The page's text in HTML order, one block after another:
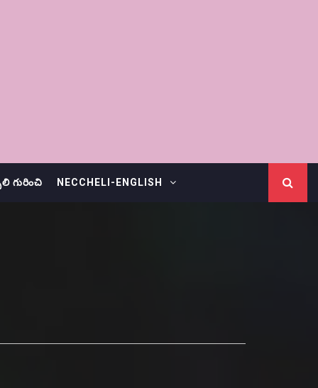
గురించి NECCHELI-ENGLISH